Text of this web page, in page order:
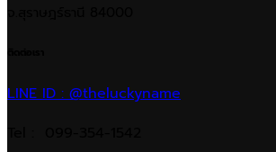
LINE ID : @theluckyname